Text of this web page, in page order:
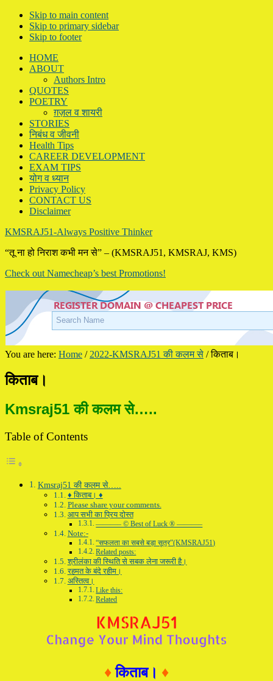
Skip to main content
Skip to primary sidebar
Skip to footer
HOME
ABOUT
Authors Intro
QUOTES
POETRY
ग़ज़ल व शायरी
STORIES
निबंध व जीवनी
Health Tips
CAREER DEVELOPMENT
EXAM TIPS
योग व ध्यान
Privacy Policy
CONTACT US
Disclaimer
KMSRAJ51-Always Positive Thinker
“तू ना हो निराश कभी मन से” – (KMSRAJ51, KMSRAJ, KMS)
Check out Namecheap’s best Promotions!
You are here: Home / 2022-KMSRAJ51 की कलम से /किताब।
किताब।
Kmsraj51 की कलम से…..
Table of Contents
Kmsraj51 की कलम से…..
♦ किताब। ♦
Please share your comments.
आप सभी का प्रिय दोस्त
———– © Best of Luck ® ———–
Note:-
“सफलता का सबसे बड़ा सूत्र”(KMSRAJ51)
Related posts:
श्रीलंका की स्थिति से सबक लेना जरूरी है।
रहमत के बंदे रहीम।
अस्तित्व।
Like this:
Related
♦किताब। ♦